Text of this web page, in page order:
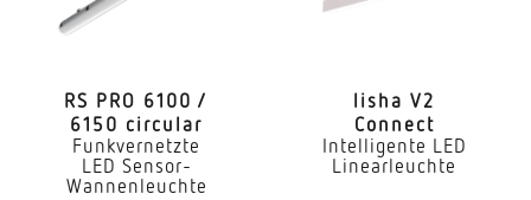
Mit Bewegungsmelder
Sensortechnologie
Passiv Infrarot
RS PRO 6100 /
6150 circular
Funkvernetzte
LED Sensor-
Wannenleuchte
lisha V2
Connect
Intelligente LED
Linearleuchte